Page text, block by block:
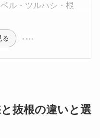
ル・ツルハシ・根
る
抜根の違いと選